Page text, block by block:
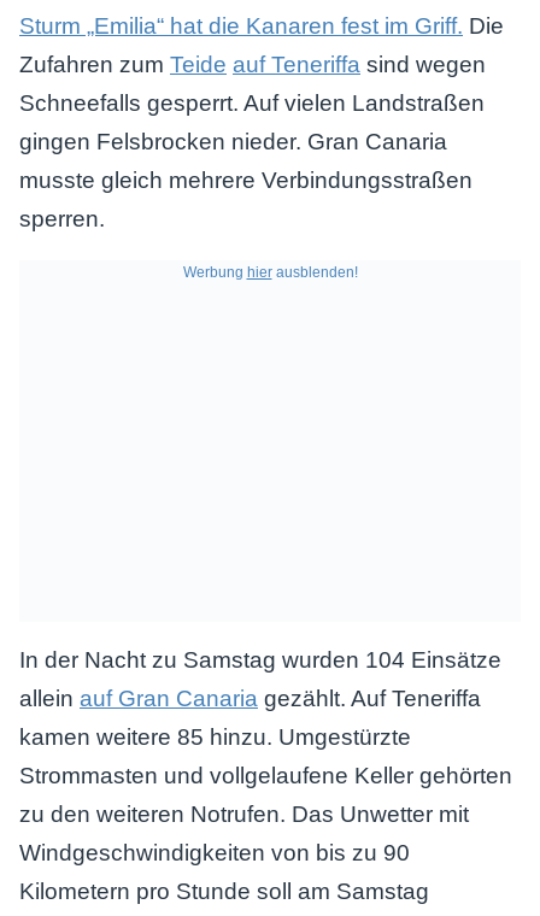
Sturm „Emilia“ hat die Kanaren fest im Griff. Die
Zufahren zum Teide auf Teneriffa sind wegen
Schneefalls gesperrt. Auf vielen Landstraßen
gingen Felsbrocken nieder. Gran Canaria
musste gleich mehrere Verbindungsstraßen
sperren.
Werbung hierausblenden!
In der Nacht zu Samstag wurden 104 Einsätze
allein auf Gran Canaria gezählt. Auf Teneriffa
kamen weitere 85 hinzu. Umgestürzte
Strommasten und vollgelaufene Keller gehörten
zu den weiteren Notrufen. Das Unwetter mit
Windgeschwindigkeiten von bis zu 90
Kilometern pro Stunde soll am Samstag